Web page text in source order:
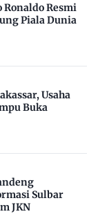
Resmi
Piala Dunia
Usaha
Buka
Sulbar
JKN